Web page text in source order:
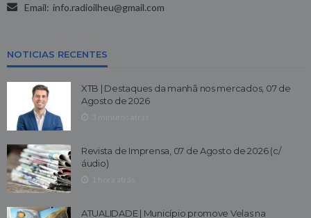
Email: info.radioilheu@gmail.com
NOTICIAS RECENTES
XTB | Destaques da manhã nos mercados, 07 de
Agosto de 2026
Revista de Imprensa, 07 de Agosto de 2026 (c/
áudio)
ATUALIDADE | Município promove Velas na